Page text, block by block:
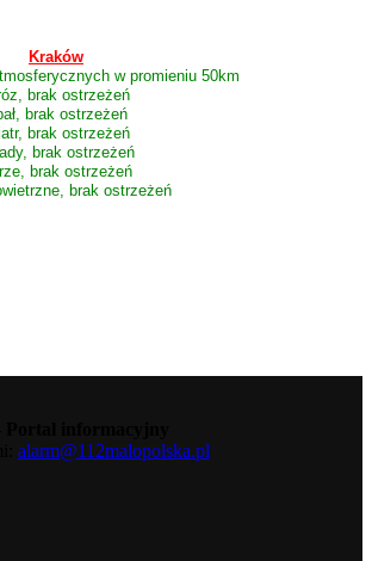
Kraków
w promieniu 50km
brak ostrzeżeń
brak ostrzeżeń
brak ostrzeżeń
brak ostrzeżeń
brak ostrzeżeń
brak ostrzeżeń
alarm@112malopolska.pl